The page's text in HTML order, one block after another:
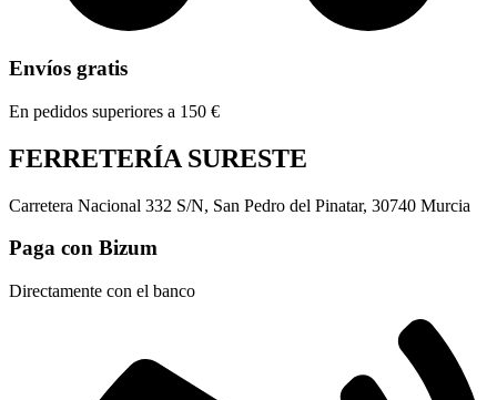
Envíos gratis
En pedidos superiores a 150 €
FERRETERÍA SURESTE
Carretera Nacional 332 S/N, San Pedro del Pinatar, 30740 Murcia
Paga con Bizum
Directamente con el banco